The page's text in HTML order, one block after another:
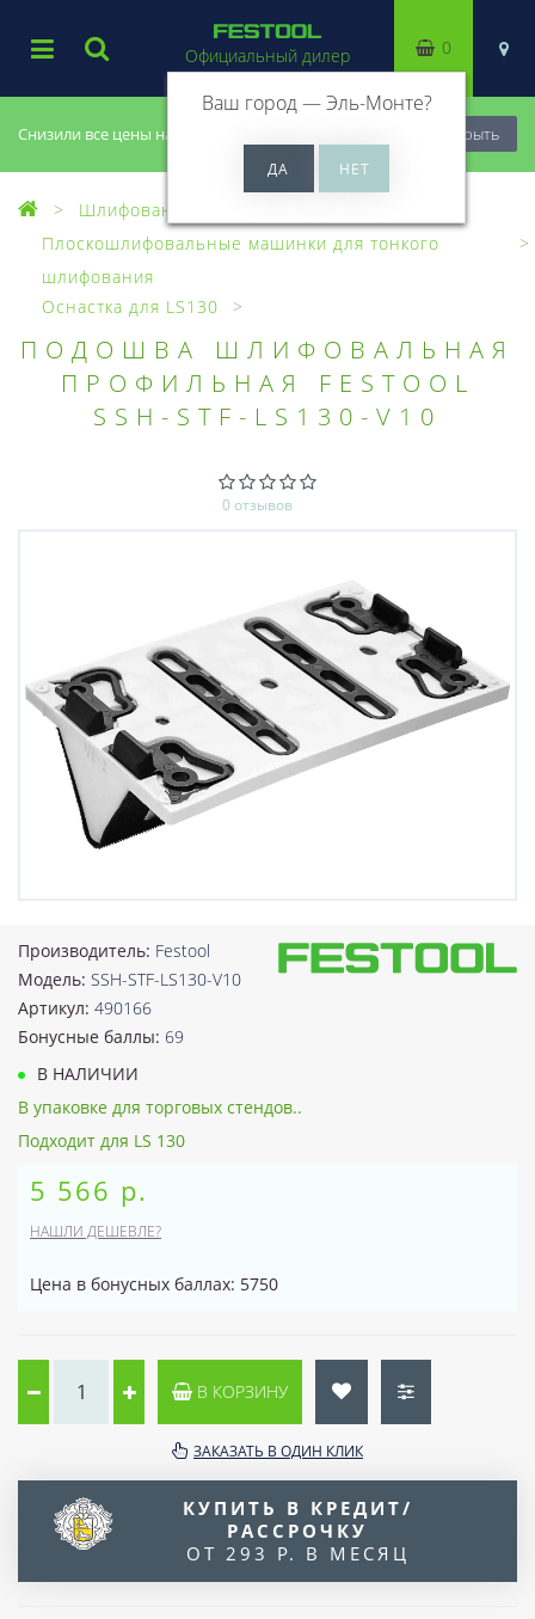
Снизили все цены на 20%, успей купить! Закрыть
Официальный дилер
Ваш город —Эль-Монте?
0
Шлифование
Плоскошлифовальные машинки для тонкого
шлифования
Оснастка для LS130
ПОДОШВА ШЛИФОВАЛЬНАЯ
ПРОФИЛЬНАЯ FESTOOL
SSH-STF-LS130-V10
0 отзывов
Производитель: Festool
Модель: SSH-STF-LS130-V10
Артикул: 490166
Бонусные баллы: 69
В НАЛИЧИИ
В упаковке для торговых стендов..
Подходит для LS 130
5 566 р.
НАШЛИ ДЕШЕВЛЕ?
Цена в бонусных баллах: 5750
В КОРЗИНУ
ЗАКАЗАТЬ В ОДИН КЛИК
КУПИТЬ В КРЕДИТ/
РАССРОЧКУ
ОТ 293 Р. В МЕСЯЦ